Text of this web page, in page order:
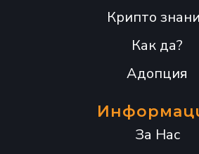
Крипто
Как да?
Адопция
За Нас